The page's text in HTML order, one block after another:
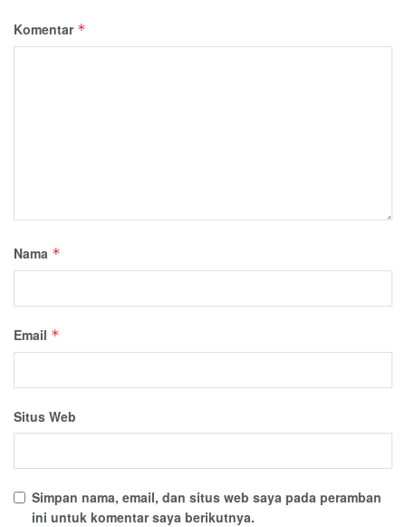
Komentar *
Nama *
Email *
Situs Web
Simpan nama, email, dan situs web saya pada peramban
ini untuk komentar saya berikutnya.